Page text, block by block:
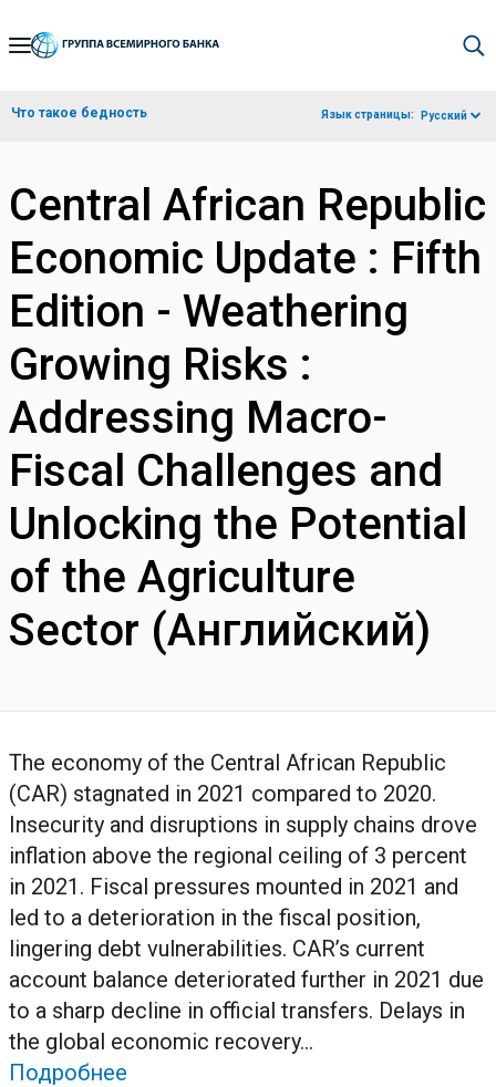
Skip
Navigation
Что такое бедность Язык страницы: Русский
Central African Republic
Economic Update : Fifth
Edition - Weathering
Growing Risks :
Addressing Macro-
Fiscal Challenges and
Unlocking the Potential
of the Agriculture
Sector (Английский)
The economy of the Central African Republic
(CAR) stagnated in 2021 compared to 2020.
Insecurity and disruptions in supply chains drove
inflation above the regional ceiling of 3 percent
in 2021. Fiscal pressures mounted in 2021 and
led to a deterioration in the fiscal position,
lingering debt vulnerabilities. CAR’s current
account balance deteriorated further in 2021 due
to a sharp decline in official transfers. Delays in
the global economic recovery...
Подробнее